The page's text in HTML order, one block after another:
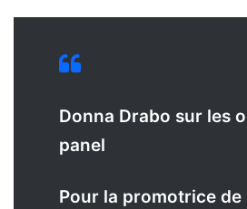
Donna Drabo sur les
panel
Pour la promotrice de